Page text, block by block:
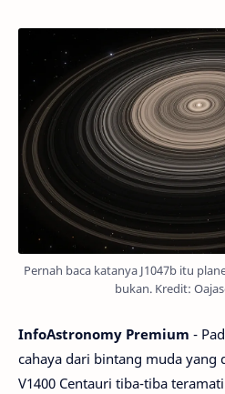
Pernah baca katanya J1047b itu
bukan. Kredit:
InfoAstronomy Premium -
cahaya dari bintang muda yang
V1400 Centauri tiba-tiba